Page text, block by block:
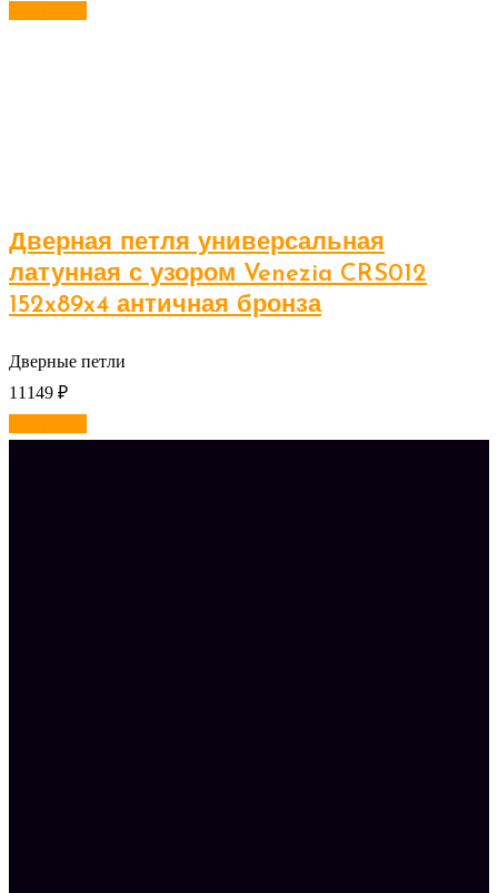
Дверная петля универсальная
латунная с узором Venezia CRS012
152x89x4 античная бронза
Дверные петли
11149 ₽